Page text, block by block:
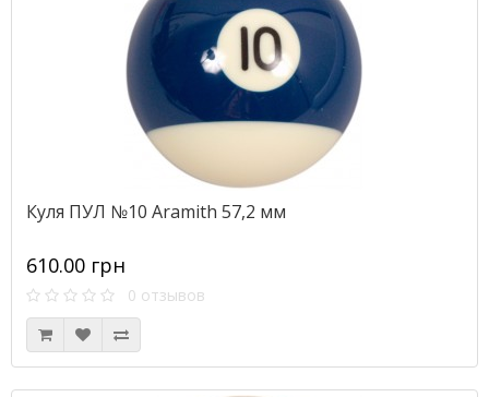
Куля ПУЛ №10 Aramith 57,2 мм
610.00 грн
0 отзывов